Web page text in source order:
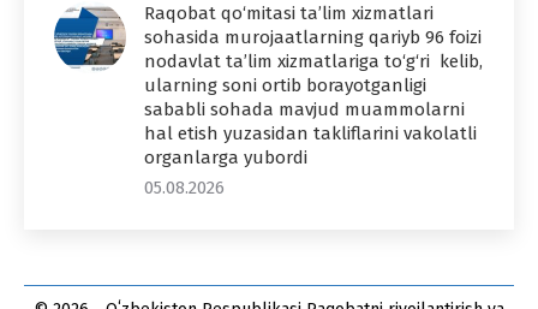
Raqobat qo‘mitasi ta’lim xizmatlari
sohasida murojaatlarning qariyb 96 foizi
nodavlat ta’lim xizmatlariga to‘g‘ri kelib,
ularning soni ortib borayotganligi
sababli sohada mavjud muammolarni
hal etish yuzasidan takliflarini vakolatli
organlarga yubordi
05.08.2026